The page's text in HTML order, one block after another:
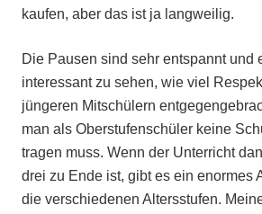
kaufen, aber das ist ja langweilig.
Die Pausen sind sehr entspannt und
interessant zu sehen, wie viel
jüngeren Mitschülern
man als Oberstufenschüler keine
tragen muss. Wenn der Unterricht
drei zu Ende ist, gibt es ein enormes
die verschiedenen Altersstufen.